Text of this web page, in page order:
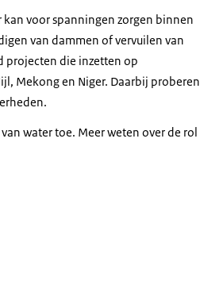
voor spanningen zorgen binnen
van dammen of vervuilen van
projecten die inzetten op
Mekong en Niger. Daarbij proberen
water toe. Meer weten over de rol